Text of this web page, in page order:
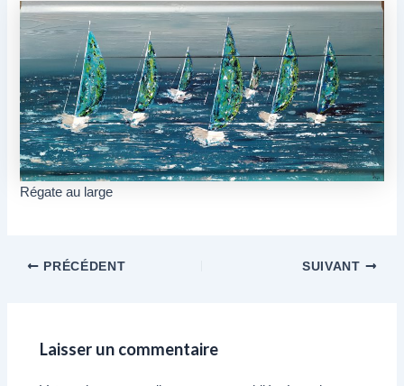
Régate au large
PRÉCÉDENT SUIVANT
Laisser un commentaire